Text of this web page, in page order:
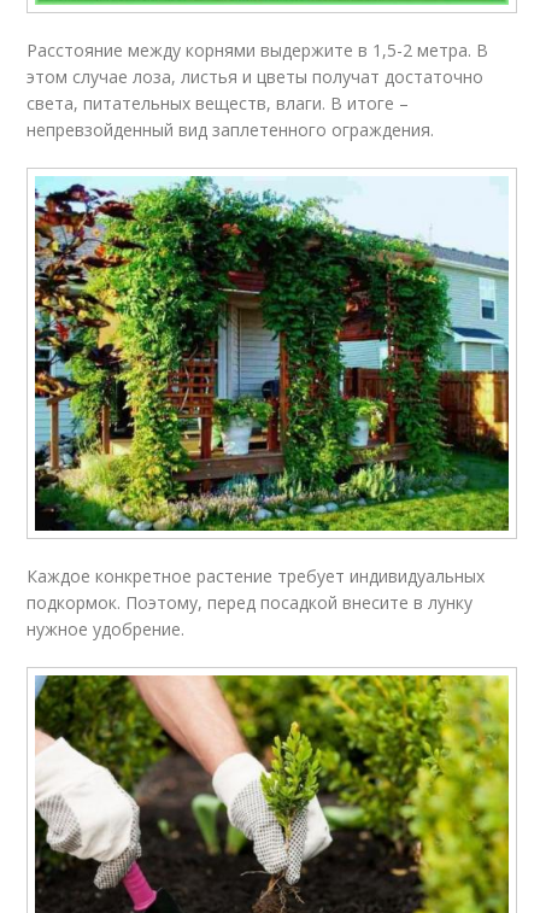
Расстояние между корнями выдержите в 1,5-2 метра. В
этом случае лоза, листья и цветы получат достаточно
света, питательных веществ, влаги. В итоге –
непревзойденный вид заплетенного ограждения.
Каждое конкретное растение требует индивидуальных
подкормок. Поэтому, перед посадкой внесите в лунку
нужное удобрение.